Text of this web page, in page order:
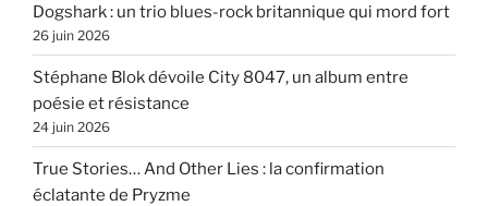
Dogshark : un trio blues-rock britannique qui mord fort
26 juin 2026
Stéphane Blok dévoile City 8047, un album entre
poésie et résistance
24 juin 2026
True Stories… And Other Lies : la confirmation
éclatante de Pryzme